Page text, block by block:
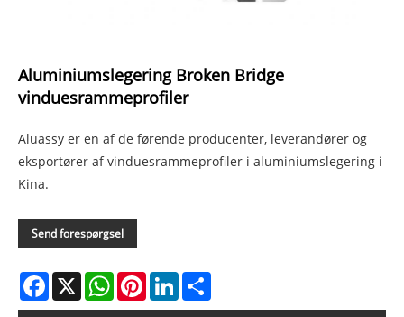
Aluminiumslegering Broken Bridge
vinduesrammeprofiler
Aluassy er en af ​​de førende producenter, leverandører og
eksportører af vinduesrammeprofiler i aluminiumslegering i
Kina.
Send forespørgsel
Facebook
X WhatsAppPinterestLinkedIn